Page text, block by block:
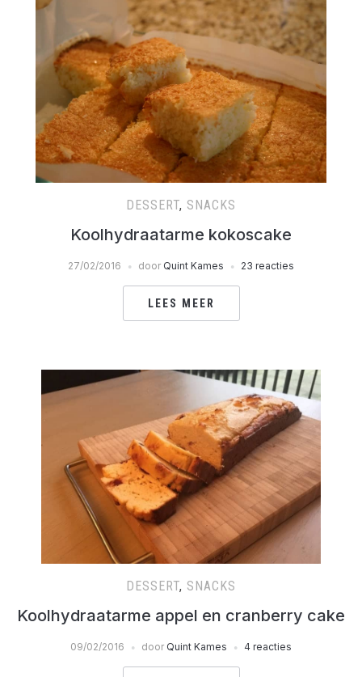
DESSERT, SNACKS
Koolhydraatarme kokoscake
27/02/2016 door Quint Kames 23 reacties
LEES MEER
DESSERT, SNACKS
Koolhydraatarme appel en cranberry cake
09/02/2016 door Quint Kames 4 reacties